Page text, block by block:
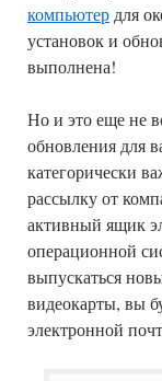
компьютер для
установок и
выполнена!
Но и это еще не
обновления для
категорически
рассылку от
активный ящик
операционной
выпускаться
видеокарты, вы
электронной